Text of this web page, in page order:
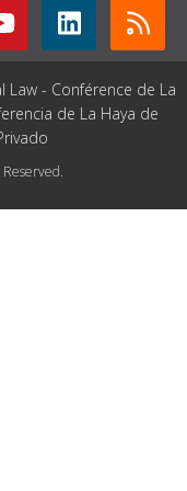
Law - Conférence de La
de La Haya de